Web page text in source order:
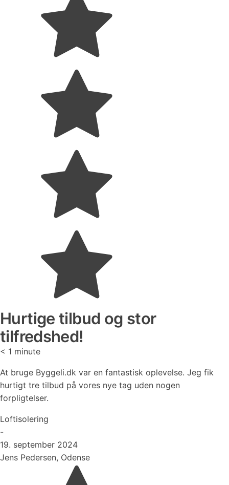
Hurtige tilbud og stor
tilfredshed!
< 1 minute
At bruge Byggeli.dk var en fantastisk oplevelse. Jeg fik
hurtigt tre tilbud på vores nye tag uden nogen
forpligtelser.
Loftisolering
-
19. september 2024
Jens Pedersen, Odense